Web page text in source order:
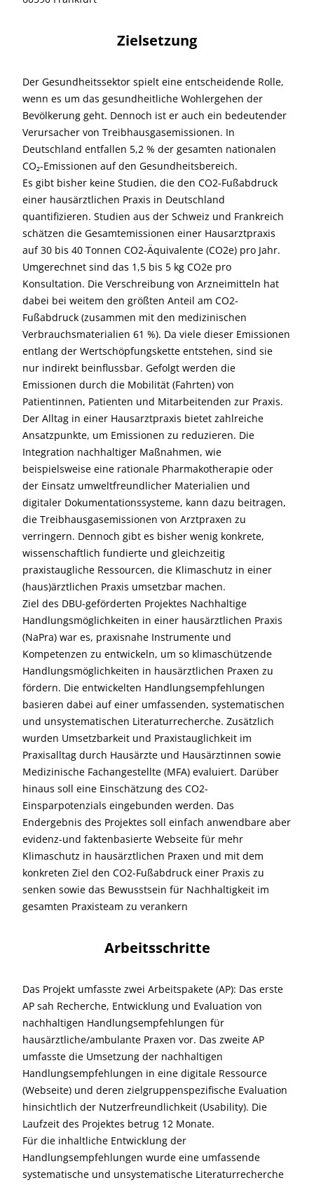
Zielsetzung
Der Gesundheitssektor spielt eine entscheidende Rolle,
wenn es um das gesundheitliche Wohlergehen der
Bevölkerung geht. Dennoch ist er auch ein bedeutender
Verursacher von Treibhausgasemissionen. In
Deutschland entfallen 5,2 % der gesamten nationalen
CO₂-Emissionen auf den Gesundheitsbereich.
Es gibt bisher keine Studien, die den CO2-Fußabdruck
einer hausärztlichen Praxis in Deutschland
quantifizieren. Studien aus der Schweiz und Frankreich
schätzen die Gesamtemissionen einer Hausarztpraxis
auf 30 bis 40 Tonnen CO2-Äquivalente (CO2e) pro Jahr.
Umgerechnet sind das 1,5 bis 5 kg CO2e pro
Konsultation. Die Verschreibung von Arzneimitteln hat
dabei bei weitem den größten Anteil am CO2-
Fußabdruck (zusammen mit den medizinischen
Verbrauchsmaterialien 61 %). Da viele dieser Emissionen
entlang der Wertschöpfungskette entstehen, sind sie
nur indirekt beinflussbar. Gefolgt werden die
Emissionen durch die Mobilität (Fahrten) von
Patientinnen, Patienten und Mitarbeitenden zur Praxis.
Der Alltag in einer Hausarztpraxis bietet zahlreiche
Ansatzpunkte, um Emissionen zu reduzieren. Die
Integration nachhaltiger Maßnahmen, wie
beispielsweise eine rationale Pharmakotherapie oder
der Einsatz umweltfreundlicher Materialien und
digitaler Dokumentationssysteme, kann dazu beitragen,
die Treibhausgasemissionen von Arztpraxen zu
verringern. Dennoch gibt es bisher wenig konkrete,
wissenschaftlich fundierte und gleichzeitig
praxistaugliche Ressourcen, die Klimaschutz in einer
(haus)ärztlichen Praxis umsetzbar machen.
Ziel des DBU-geförderten Projektes Nachhaltige
Handlungsmöglichkeiten in einer hausärztlichen Praxis
(NaPra) war es, praxisnahe Instrumente und
Kompetenzen zu entwickeln, um so klimaschützende
Handlungsmöglichkeiten in hausärztlichen Praxen zu
fördern. Die entwickelten Handlungsempfehlungen
basieren dabei auf einer umfassenden, systematischen
und unsystematischen Literaturrecherche. Zusätzlich
wurden Umsetzbarkeit und Praxistauglichkeit im
Praxisalltag durch Hausärzte und Hausärztinnen sowie
Medizinische Fachangestellte (MFA) evaluiert. Darüber
hinaus soll eine Einschätzung des CO2-
Einsparpotenzials eingebunden werden. Das
Endergebnis des Projektes soll einfach anwendbare aber
evidenz-und faktenbasierte Webseite für mehr
Klimaschutz in hausärztlichen Praxen und mit dem
konkreten Ziel den CO2-Fußabdruck einer Praxis zu
senken sowie das Bewusstsein für Nachhaltigkeit im
gesamten Praxisteam zu verankern
Arbeitsschritte
Das Projekt umfasste zwei Arbeitspakete (AP): Das erste
AP sah Recherche, Entwicklung und Evaluation von
nachhaltigen Handlungsempfehlungen für
hausärztliche/ambulante Praxen vor. Das zweite AP
umfasste die Umsetzung der nachhaltigen
Handlungsempfehlungen in eine digitale Ressource
(Webseite) und deren zielgruppenspezifische Evaluation
hinsichtlich der Nutzerfreundlichkeit (Usability). Die
Laufzeit des Projektes betrug 12 Monate.
Für die inhaltliche Entwicklung der
Handlungsempfehlungen wurde eine umfassende
systematische und unsystematische Literaturrecherche